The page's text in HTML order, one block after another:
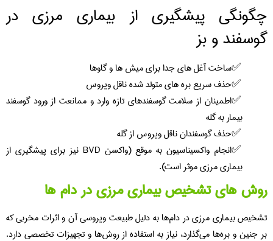
چگونگی پیشگیری از بیماری مرزی در
گوسفند و بز
ساخت آغل های جدا برای میش ها و گاوها
حذف سریع بره های متولد شده ناقل ویروس
اطمینان از سلامت گوسفندهای تازه وارد و ممانعت از ورود گوسفند
بیمار به گله
حذف گوسفندان ناقل ویروس از گله
انجام واکسیناسیون به موقع (واکسن BVD نیز برای پیشگیری از
بیماری مرزی موثر است).
روش های تشخیص بیماری مرزی در دام ها
تشخیص بیماری مرزی در دام‌ها به دلیل طبیعت ویروسی آن و اثرات مخربی که
بر جنین و بره‌ها می‌گذارد، نیاز به استفاده از روش‌ها و تجهیزات تخصصی دارد.